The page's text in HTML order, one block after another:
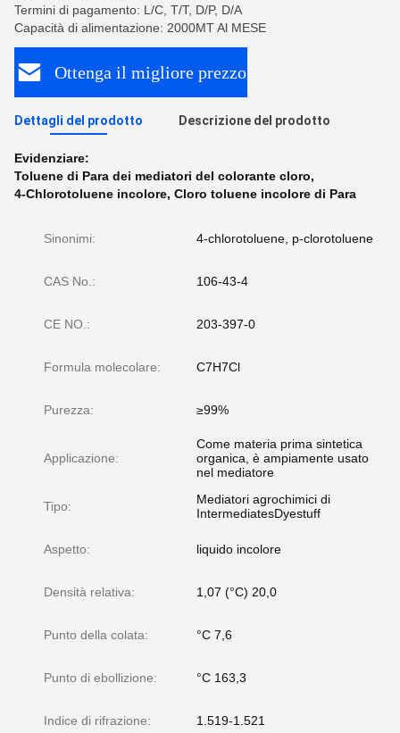
Termini di pagamento: L/C, T/T, D/P, D/A
Capacità di alimentazione: 2000MT Al MESE
Ottenga il migliore prezzo
Dettagli del prodotto Descrizione del prodotto
Evidenziare:
Toluene di Para dei mediatori del colorante cloro,
4-Chlorotoluene incolore, Cloro toluene incolore di Para
Sinonimi: 4-chlorotoluene, p-clorotoluene
CAS No.: 106-43-4
CE NO.: 203-397-0
Formula molecolare: C7H7Cl
Purezza: ≥99%
Applicazione:
Come materia prima sintetica
organica, è ampiamente usato
nel mediatore
Tipo:
Mediatori agrochimici di
IntermediatesDyestuff
Aspetto: liquido incolore
Densità relativa: 1,07 (°C) 20,0
Punto della colata: °C 7,6
Punto di ebollizione: °C 163,3
Indice di rifrazione: 1.519-1.521